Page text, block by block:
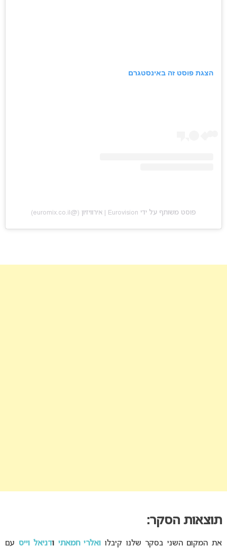
הצגת פוסט זה באינסטגרם
פוסט משותף על ידי ‏‎Eurovision | אירוויזיון‎‏ (@‏‎euromix.co.il‎‏)
תוצאות הסקר:
את המקום השני בסקר שלנו קיבלו ואלרי חמאתיו דניאל וייסעם